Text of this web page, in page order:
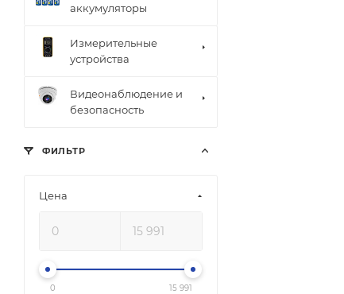
аккумуляторы
Измерительные
устройства
Видеонаблюдение и
безопасность
ФИЛЬТР
Цена
0 15 991